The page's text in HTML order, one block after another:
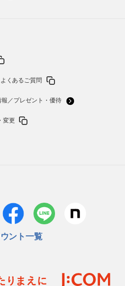
くあるご質問
報／プレゼント・優待
変更
ント一覧